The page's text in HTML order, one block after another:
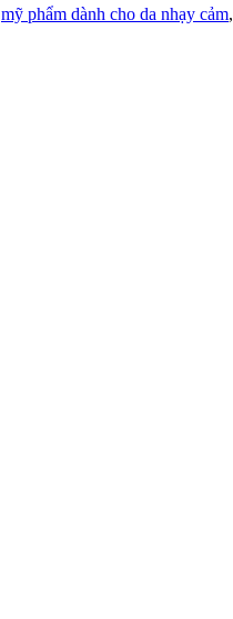
mỹ phẩm dành cho da nhạy cảm,